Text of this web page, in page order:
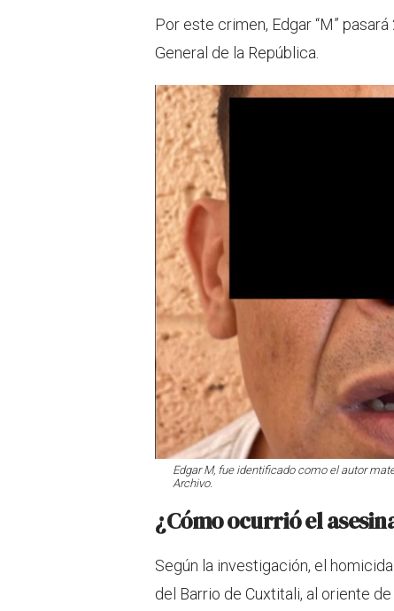
Por este crimen, Edgar “M”
General de la República.
Edgar M, fue identificado como el autor
Archivo.
¿Cómo ocurrió el
Según la investigación, el
del Barrio de Cuxtitali, al oriente